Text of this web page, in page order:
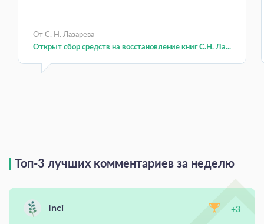
От С. Н. Лазарева
Открыт сбор средств на восстановление книг С.Н. Ла...
Топ-3 лучших комментариев за неделю
Inci +3